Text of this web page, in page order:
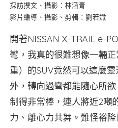
採訪撰文、攝影：林涵青
影片編導、攝影、剪輯：劉若媺
開著NISSAN X-TRAIL e-
彎，我真的很難想像一輛
重）的SUV竟然可以這麼
外，轉向過彎都能隨心所
制得非常棒，連人將近2噸
力、離心力共舞。難怪裕